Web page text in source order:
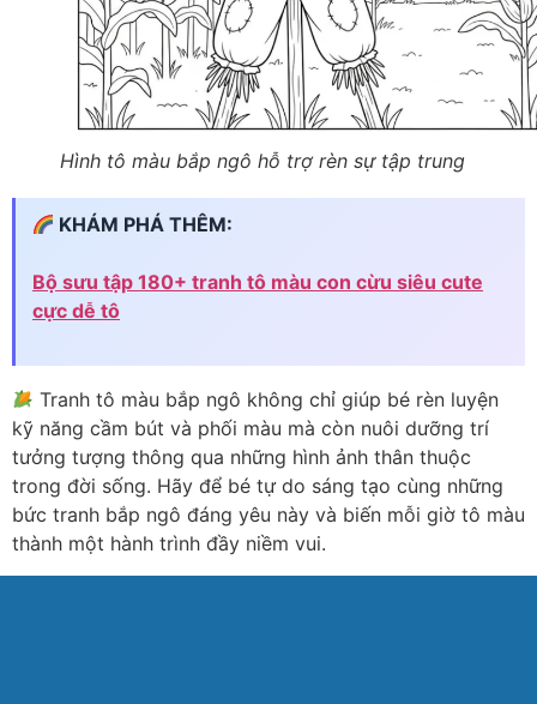
Hình tô màu bắp ngô hỗ trợ rèn sự tập trung
KHÁM PHÁ THÊM:
Bộ sưu tập 180+ tranh tô màu con cừu siêu cute
cực dễ tô
Tranh tô màu bắp ngô không chỉ giúp bé rèn luyện
kỹ năng cầm bút và phối màu mà còn nuôi dưỡng trí
tưởng tượng thông qua những hình ảnh thân thuộc
trong đời sống. Hãy để bé tự do sáng tạo cùng những
bức tranh bắp ngô đáng yêu này và biến mỗi giờ tô màu
thành một hành trình đầy niềm vui.